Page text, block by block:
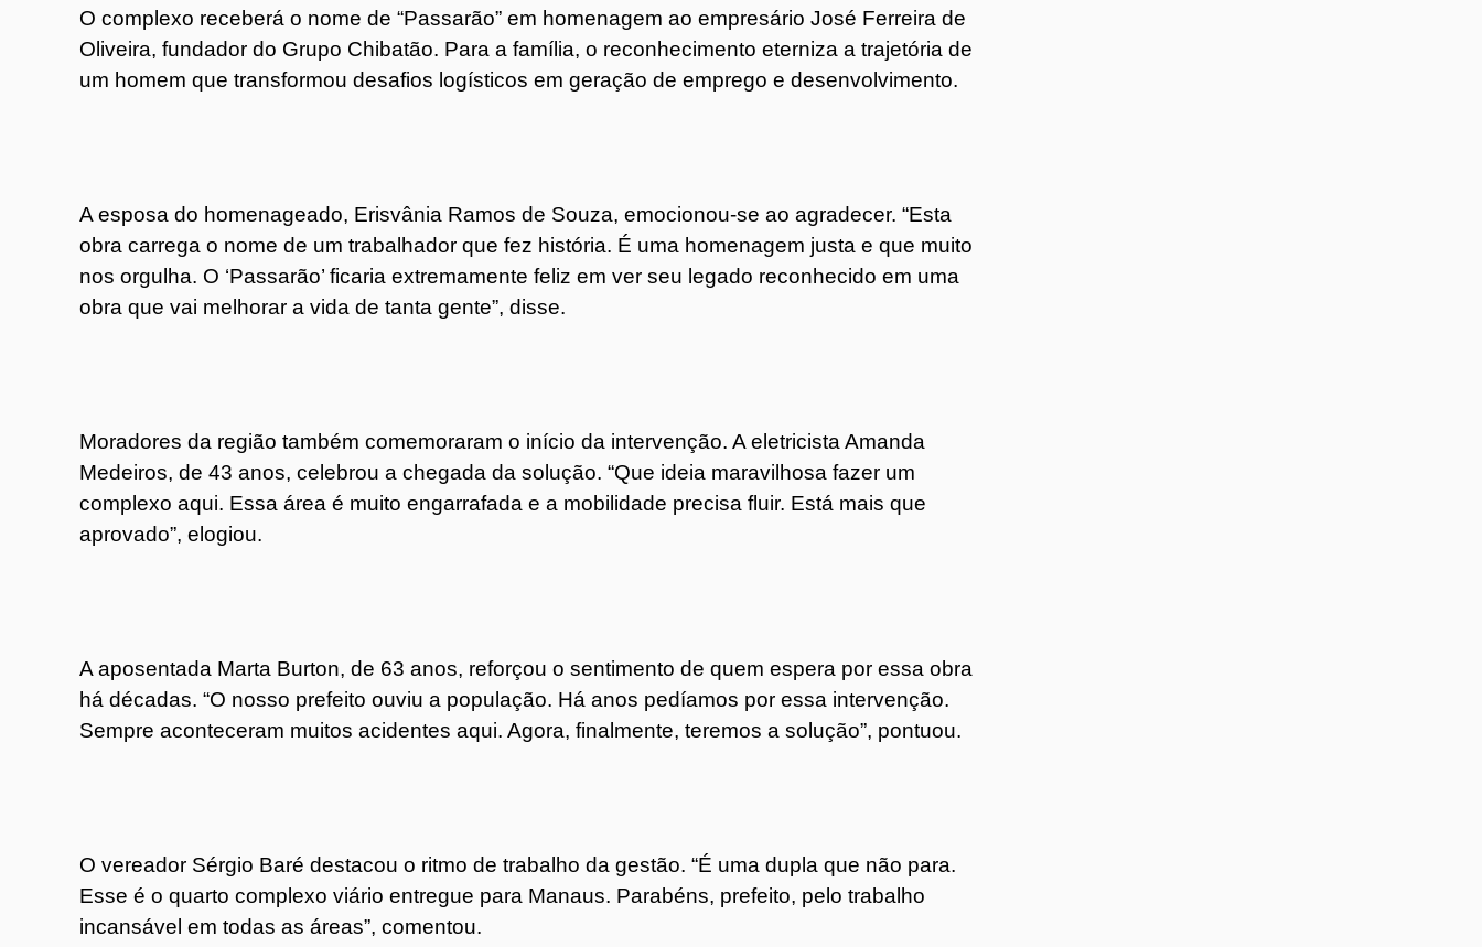
O complexo receberá o nome de “Passarão” em homenagem ao empresário José Ferreira de
Oliveira, fundador do Grupo Chibatão. Para a família, o reconhecimento eterniza a trajetória de
um homem que transformou desafios logísticos em geração de emprego e desenvolvimento.
A esposa do homenageado, Erisvânia Ramos de Souza, emocionou-se ao agradecer. “Esta
obra carrega o nome de um trabalhador que fez história. É uma homenagem justa e que muito
nos orgulha. O ‘Passarão’ ficaria extremamente feliz em ver seu legado reconhecido em uma
obra que vai melhorar a vida de tanta gente”, disse.
Moradores da região também comemoraram o início da intervenção. A eletricista Amanda
Medeiros, de 43 anos, celebrou a chegada da solução. “Que ideia maravilhosa fazer um
complexo aqui. Essa área é muito engarrafada e a mobilidade precisa fluir. Está mais que
aprovado”, elogiou.
A aposentada Marta Burton, de 63 anos, reforçou o sentimento de quem espera por essa obra
há décadas. “O nosso prefeito ouviu a população. Há anos pedíamos por essa intervenção.
Sempre aconteceram muitos acidentes aqui. Agora, finalmente, teremos a solução”, pontuou.
O vereador Sérgio Baré destacou o ritmo de trabalho da gestão. “É uma dupla que não para.
Esse é o quarto complexo viário entregue para Manaus. Parabéns, prefeito, pelo trabalho
incansável em todas as áreas”, comentou.